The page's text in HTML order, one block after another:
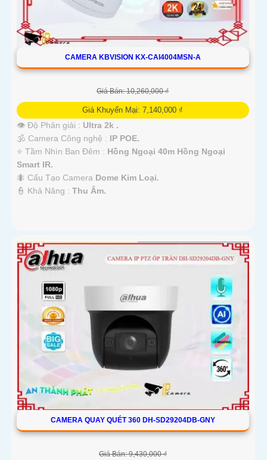
CAMERA KBVISION KX-CAI4004MSN-A
Giá Bán: 10,260,000 ₫
Giá Khuyến Mại: 7,140,000 ₫
👁 Độ Phân giải : Ultra 2k .
🕉️ Camera Công nghệ : IP POE.
⭐ Tầm Nhìn Ban Đêm : Hồng Ngoại 40m Hồng Ngoại
Smart IR.
🐜 Cấu Tạo Camera Dome Kim Loại.
️👮 Khả Năng : Thu Âm.
CAMERA QUAY QUÉT 360 DH-SD29204DB-GNY
Giá Bán: 9,430,000 ₫